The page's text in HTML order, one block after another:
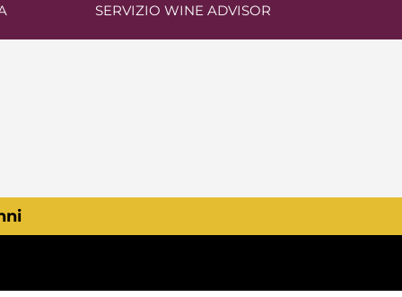
SERVIZIO WINE ADVISOR